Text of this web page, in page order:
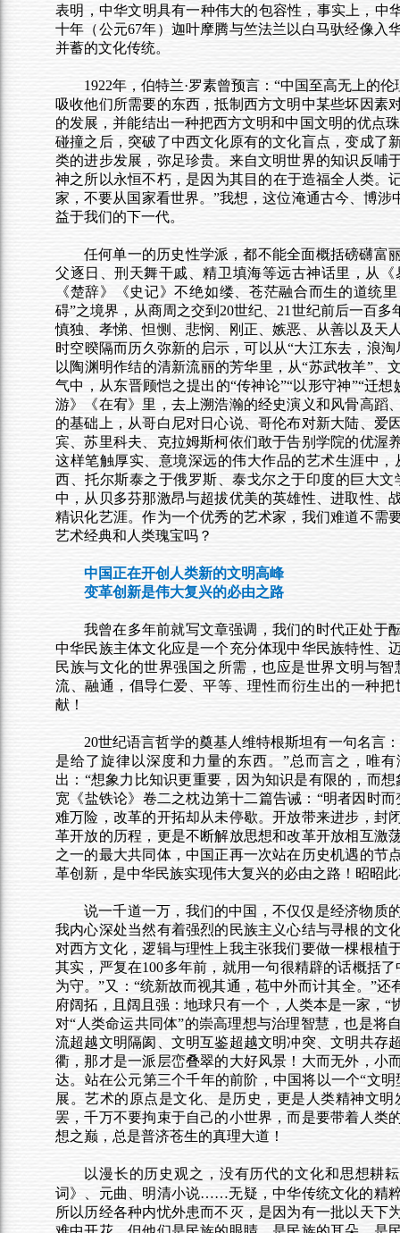
表明，中华文明具有一种伟大的包容性，事实上，中
十年（公元67年）迦叶摩腾与竺法兰以白马驮经像入
并蓄的文化传统。
1922年，伯特兰·罗素曾预言：“中国至高无上的
吸收他们所需要的东西，抵制西方文明中某些坏因素
的发展，并能结出一种把西方文明和中国文明的优点
碰撞之后，突破了中西文化原有的文化盲点，变成了
类的进步发展，弥足珍贵。来自文明世界的知识反哺
神之所以永恒不朽，是因为其目的在于造福全人类。
家，不要从国家看世界。”我想，这位淹通古今、博
益于我们的下一代。
任何单一的历史性学派，都不能全面概括磅礴富
父逐日、刑天舞干戚、精卫填海等远古神话里，从
《楚辞》《史记》不绝如缕、苍茫融合而生的道统
碍”之境界，从商周之交到20世纪、21世纪前后一百
慎独、孝悌、怛恻、悲悯、刚正、嫉恶、从善以及天
时空暌隔而历久弥新的启示，可以从“大江东去，浪
以陶渊明作结的清新流丽的芳华里，从“苏武牧羊”
气中，从东晋顾恺之提出的“传神论”“以形守神”“迁
游》《在宥》里，去上溯浩瀚的经史演义和风骨高蹈
的基础上，从哥白尼对日心说、哥伦布对新大陆、爱
宾、苏里科夫、克拉姆斯柯依们敢于告别学院的优渥
这样笔触厚实、意境深远的伟大作品的艺术生涯中
西、托尔斯泰之于俄罗斯、泰戈尔之于印度的巨大
中，从贝多芬那激昂与超拔优美的英雄性、进取性、
精识化艺涯。作为一个优秀的艺术家，我们难道不需
艺术经典和人类瑰宝吗？
中国正在开创人类新的文明高峰
变革创新是伟大复兴的必由之路
我曾在多年前就写文章强调，我们的时代正处于
中华民族主体文化应是一个充分体现中华民族特性、
民族与文化的世界强国之所需，也应是世界文明与
流、融通，倡导仁爱、平等、理性而衍生出的一种
献！
20世纪语言哲学的奠基人维特根斯坦有一句名言
是给了旋律以深度和力量的东西。”总而言之，唯
出：“想象力比知识更重要，因为知识是有限的，而
宽《盐铁论》卷二之枕边第十二篇告诫：“明者因时
难万险，改革的开拓却从未停歇。开放带来进步，封
革开放的历程，更是不断解放思想和改革开放相互激
之一的最大共同体，中国正再一次站在历史机遇的节
革创新，是中华民族实现伟大复兴的必由之路！昭昭
说一千道一万，我们的中国，不仅仅是经济物质
我内心深处当然有着强烈的民族主义心结与寻根的文
对西方文化，逻辑与理性上我主张我们要做一棵根植
其实，严复在100多年前，就用一句很精辟的话概括
为守。”又：“统新故而视其通，苞中外而计其全。”
府阔拓，且阔且强：地球只有一个，人类本是一家，“
对“人类命运共同体”的崇高理想与治理智慧，也是
流超越文明隔阂、文明互鉴超越文明冲突、文明共存
衢，那才是一派层峦叠翠的大好风景！大而无外，小
达。站在公元第三个千年的前阶，中国将以一个“文
展。艺术的原点是文化、是历史，更是人类精神文
罢，千万不要拘束于自己的小世界，而是要带着人类
想之巅，总是普济苍生的真理大道！
以漫长的历史观之，没有历代的文化和思想耕
词》、元曲、明清小说……无疑，中华传统文化的精
所以历经各种内忧外患而不灭，是因为有一批以天下